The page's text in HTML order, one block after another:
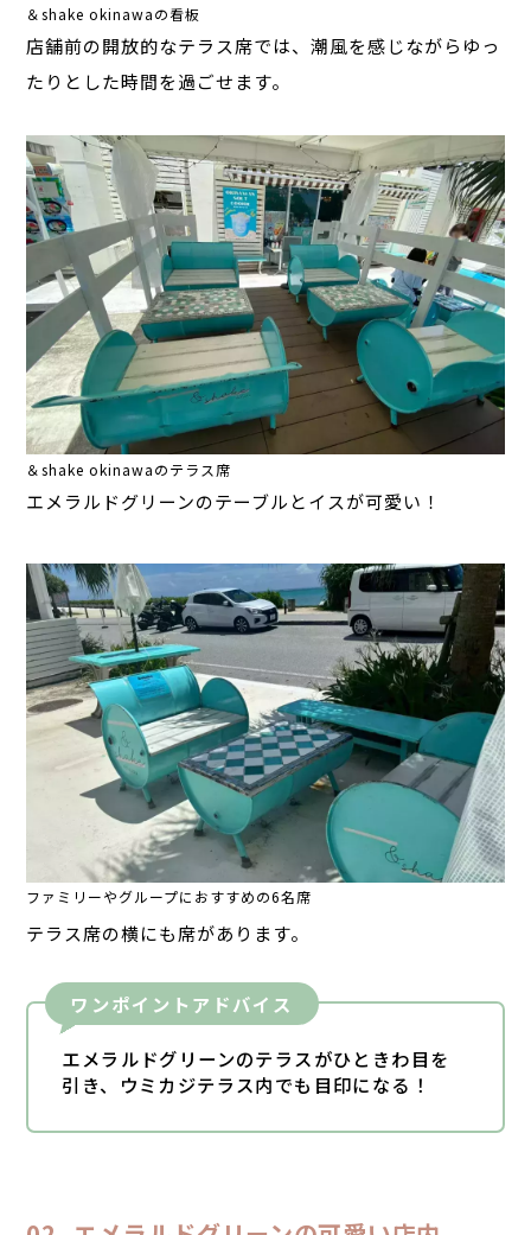
＆shake okinawaの看板
店舗前の開放的なテラス席では、潮風を感じながらゆっ
たりとした時間を過ごせます。
＆shake okinawaのテラス席
エメラルドグリーンのテーブルとイスが可愛い！
ファミリーやグループにおすすめの6名席
テラス席の横にも席があります。
ワンポイントアドバイス
エメラルドグリーンのテラスがひときわ目を
引き、ウミカジテラス内でも目印になる！